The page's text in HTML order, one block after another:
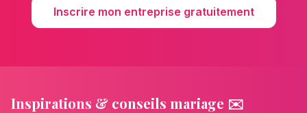
Inscrire mon entreprise gratuitement
Inspirations & conseils mariage ✉️